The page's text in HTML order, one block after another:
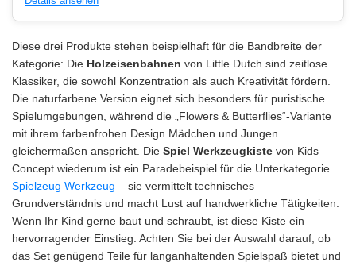
Diese drei Produkte stehen beispielhaft für die Bandbreite der
Kategorie: Die Holzeisenbahnen von Little Dutch sind zeitlose
Klassiker, die sowohl Konzentration als auch Kreativität fördern.
Die naturfarbene Version eignet sich besonders für puristische
Spielumgebungen, während die „Flowers & Butterflies“-Variante
mit ihrem farbenfrohen Design Mädchen und Jungen
gleichermaßen anspricht. Die Spiel Werkzeugkiste von Kids
Concept wiederum ist ein Paradebeispiel für die Unterkategorie
Spielzeug Werkzeug – sie vermittelt technisches
Grundverständnis und macht Lust auf handwerkliche Tätigkeiten.
Wenn Ihr Kind gerne baut und schraubt, ist diese Kiste ein
hervorragender Einstieg. Achten Sie bei der Auswahl darauf, ob
das Set genügend Teile für langanhaltenden Spielspaß bietet und